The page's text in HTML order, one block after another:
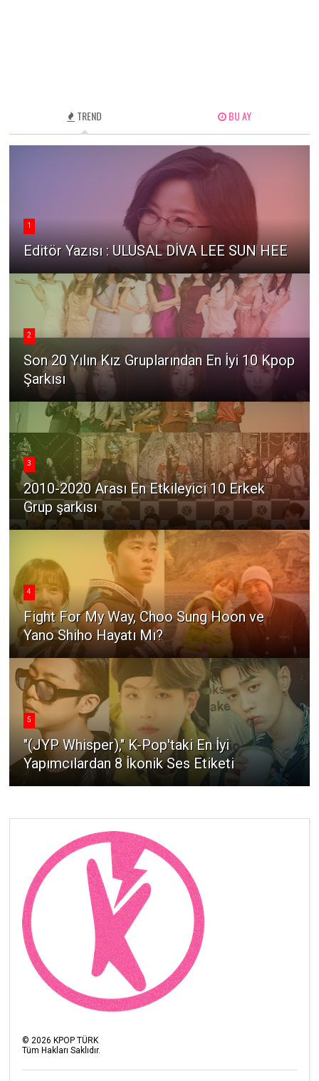
TREND BU AY
1
Editör Yazısı : ULUSAL DİVA LEE SUN HEE
2
Son 20 Yılın Kız Gruplarından En İyi 10 Kpop
Şarkısı
3
2010-2020 Arası En Etkileyici 10 Erkek
Grup şarkısı
4
Fight For My Way, Choo Sung Hoon ve
Yano Shiho Hayatı Mı?
5
"(JYP Whisper)," K-Pop'taki En İyi
Yapımcılardan 8 İkonik Ses Etiketi
©2026 KPOP TÜRK
Tüm Hakları Saklıdır.